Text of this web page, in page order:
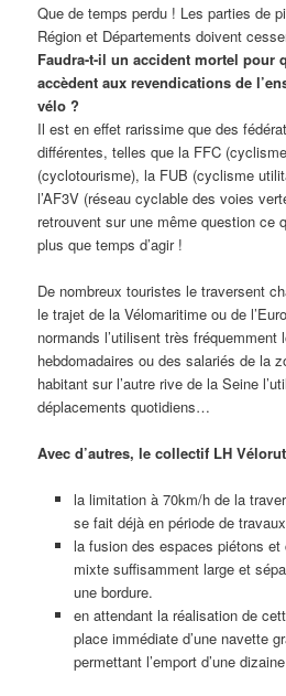
Que de temps perdu ! Les parties de
Région et Départements doivent
Faudra-t-il un accident mortel pour
accèdent aux revendications de
vélo ?
Il est en effet rarissime que des
différentes, telles que la FFC
(cyclotourisme), la FUB (cyclisme
l’AF3V (réseau cyclable des voies
retrouvent sur une même question ce
plus que temps d’agir !
De nombreux touristes le traversent
le trajet de la Vélomaritime ou de
normands l’utilisent très fréquemment
hebdomadaires ou des salariés de la
habitant sur l’autre rive de la Seine
déplacements quotidiens…
Avec d’autres, le collectif LH
la limitation à 70km/h de la
se fait déjà en période de
la fusion des espaces piétons
mixte suffisamment large et
une bordure.
en attendant la réalisation de
place immédiate d’une navette
permettant l’emport d’une